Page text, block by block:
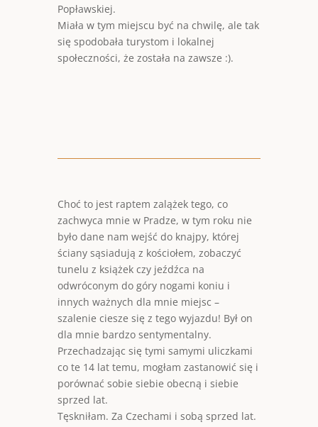
Popławskiej.
Miała w tym miejscu być na chwilę, ale tak
się spodobała turystom i lokalnej
społeczności, że została na zawsze :).
Choć to jest raptem zalążek tego, co
zachwyca mnie w Pradze, w tym roku nie
było dane nam wejść do knajpy, której
ściany sąsiadują z kościołem, zobaczyć
tunelu z książek czy jeźdźca na
odwróconym do góry nogami koniu i
innych ważnych dla mnie miejsc –
szalenie ciesze się z tego wyjazdu! Był on
dla mnie bardzo sentymentalny.
Przechadzając się tymi samymi uliczkami
co te 14 lat temu, mogłam zastanowić się i
porównać sobie siebie obecną i siebie
sprzed lat.
Tęskniłam. Za Czechami i sobą sprzed lat.